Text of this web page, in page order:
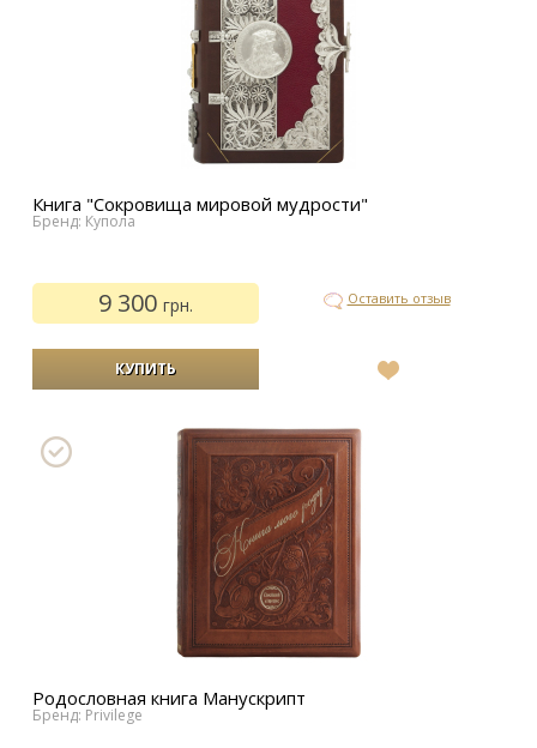
Книга "Сокровища мировой мудрости"
Бренд: Купола
9 300грн. Оставить отзыв
Родословная книга Манускрипт
Бренд: Privilege